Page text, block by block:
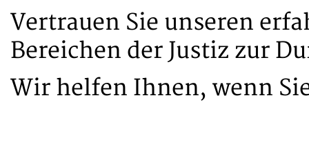
Vertrauen Sie unseren
Bereichen der Justiz zur
Wir helfen Ihnen, wenn